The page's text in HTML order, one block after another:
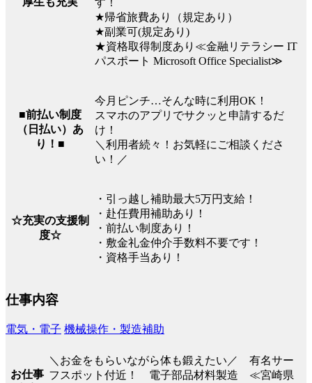
★帰省旅費あり（規定あり）
★副業可(規定あり)
★資格取得制度あり≪金融リテラシー IT
パスポート Microsoft Office Specialist≫
■前払い制度
（日払い）あ
り！■
今月ピンチ…そんな時に利用OK！
スマホのアプリでサクッと申請するだ
け！
＼利用者続々！お気軽にご相談くださ
い！／
☆充実の支援制
度☆
・引っ越し補助最大5万円支給！
・赴任費用補助あり！
・前払い制度あり！
・敷金礼金仲介手数料不要です！
・資格手当あり！
仕事内容
電気・電子 機械操作・製造補助
お仕事
＼お金をもらいながら体も鍛えたい／ 有名サー
フスポット付近！ 電子部品材料製造 ≪宮崎県